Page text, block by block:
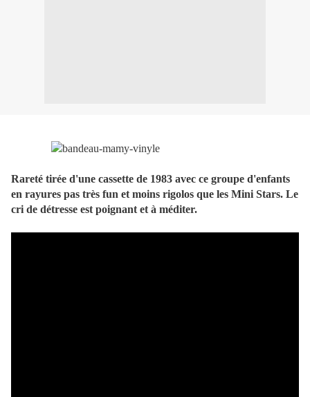
Rareté tirée d'une cassette de 1983 avec ce groupe d'enfants
en rayures pas très fun et moins rigolos que les Mini Stars. Le
cri de détresse est poignant et à méditer.